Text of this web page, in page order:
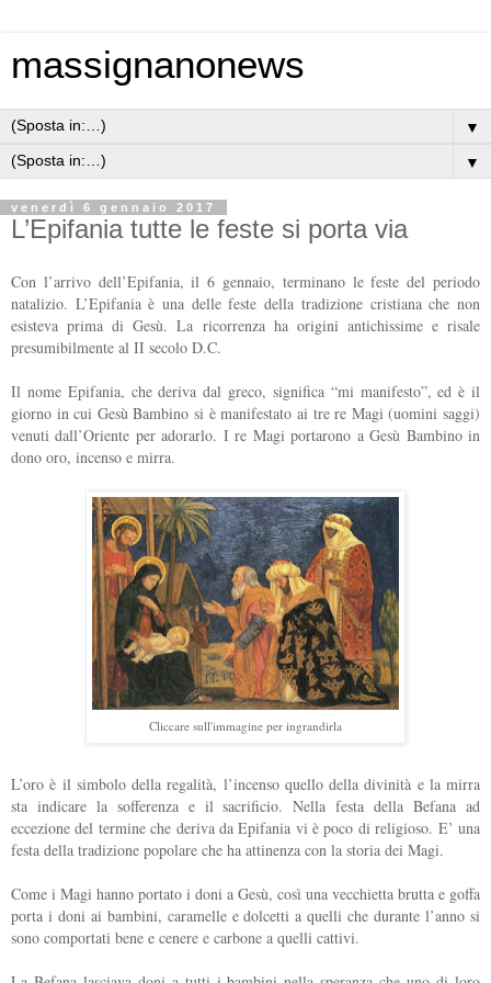
massignanonews
▼
▼
venerdì 6 gennaio 2017
L’Epifania tutte le feste si porta via
Con l’arrivo dell’Epifania, il 6 gennaio, terminano le feste del periodo
natalizio. L’Epifania è una delle feste della tradizione cristiana che non
esisteva prima di Gesù. La ricorrenza ha origini antichissime e risale
presumibilmente al II secolo D.C.
Il nome Epifania, che deriva dal greco, significa “mi manifesto”, ed è il
giorno in cui Gesù Bambino si è manifestato ai tre re Magi (uomini saggi)
venuti dall’Oriente per adorarlo. I re Magi portarono a Gesù Bambino in
dono oro, incenso e mirra.
Cliccare sull'immagine per ingrandirla
L’oro è il simbolo della regalità, l’incenso quello della divinità e la mirra
sta indicare la sofferenza e il sacrificio. Nella festa della Befana ad
eccezione del termine che deriva da Epifania vi è poco di religioso. E’ una
festa della tradizione popolare che ha attinenza con la storia dei Magi.
Come i Magi hanno portato i doni a Gesù, così una vecchietta brutta e goffa
porta i doni ai bambini, caramelle e dolcetti a quelli che durante l’anno si
sono comportati bene e cenere e carbone a quelli cattivi.